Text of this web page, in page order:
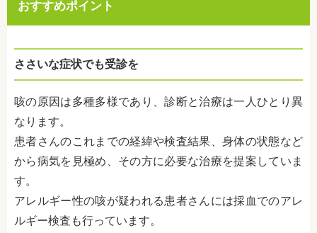
おすすめポイント
ささいな症状でも受診を
咳の原因は多種多様であり、診断と治療は一人ひとり異
なります。
患者さんのこれまでの経緯や検査結果、身体の状態など
から病気を見極め、その方に必要な治療を提案していま
す。
アレルギー性の咳が疑われる患者さんには採血でのアレ
ルギー検査も行っています。